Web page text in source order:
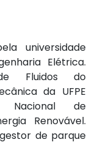
universidade
Elétrica.
Fluidos do
da UFPE
de
Renovável.
de parque